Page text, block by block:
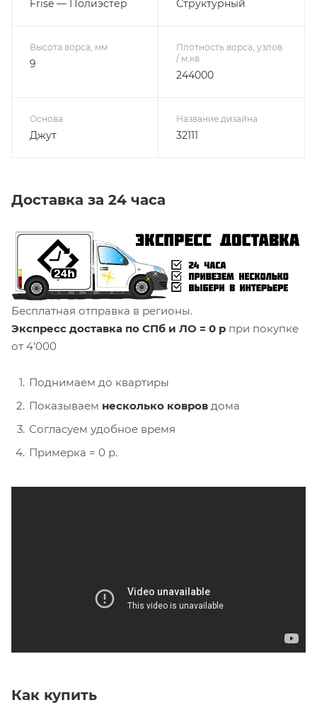
Frise — Полиэстер Структурный
Высота ворса, мм
9
Плотность ворса, узлов
/ м.кв
244000
Основа
Джут
Название дизайна
32111
Доставка за 24 часа
Бесплатная отправка в регионы.
Экспресс доставка по СПб и ЛО = 0 р при покупке
от 4'000
Поднимаем до квартиры
Показываем несколько ковров дома
Согласуем удобное время
Примерка = 0 р.
Как купить